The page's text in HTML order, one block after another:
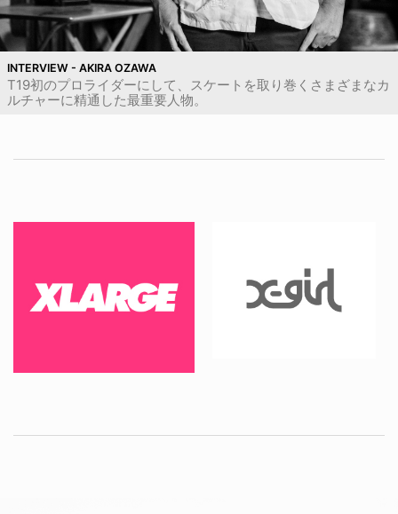
INTERVIEW - AKIRA OZAWA
T19初のプロライダーにして、スケートを取り巻くさまざまなカ
ルチャーに精通した最重要人物。